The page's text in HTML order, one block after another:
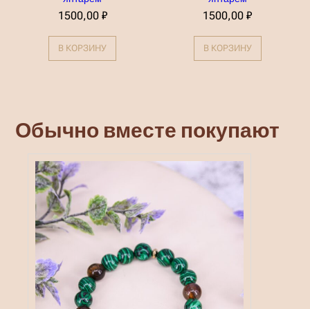
1500,00 ₽
В КОРЗИНУ
1500,00₽
В КОРЗИНУ
Обычно вместе покупают